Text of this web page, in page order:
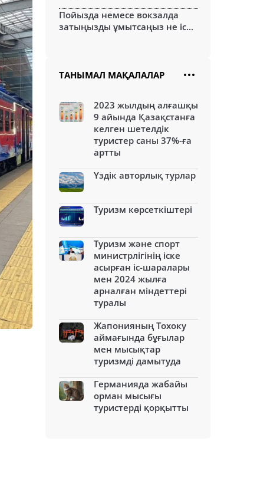
Пойызда немесе вокзалда
затыңызды ұмытсаңыз не іс...
ТАНЫМАЛ МАҚАЛАЛАР
2023 жылдың алғашқы
9 айында Қазақстанға
келген шетелдік
туристер саны 37%-ға
артты
Үздік авторлық турлар
Туризм көрсеткіштері
Туризм және спорт
министрлігінің іске
асырған іс-шаралары
мен 2024 жылға
арналған міндеттері
туралы
Жапонияның Тохоку
аймағында бұғылар
мен мысықтар
туризмді дамытуда
Германияда жабайы
орман мысығы
туристерді қорқытты